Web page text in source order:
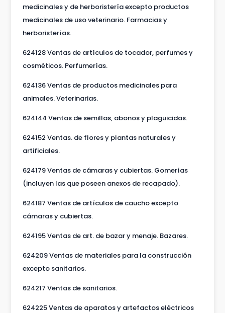
medicinales y de herboristería excepto productos
medicinales de uso veterinario. Farmacias y
herboristerías.
624128 Ventas de artículos de tocador, perfumes y
cosméticos. Perfumerías.
624136 Ventas de productos medicinales para
animales. Veterinarias.
624144 Ventas de semillas, abonos y plaguicidas.
624152 Ventas. de flores y plantas naturales y
artificiales.
624179 Ventas de cámaras y cubiertas. Gomerías
(incluyen las que poseen anexos de recapado).
624187 Ventas de artículos de caucho excepto
cámaras y cubiertas.
624195 Ventas de art. de bazar y menaje. Bazares.
624209 Ventas de materiales para la construcción
excepto sanitarios.
624217 Ventas de sanitarios.
624225 Ventas de aparatos y artefactos eléctricos